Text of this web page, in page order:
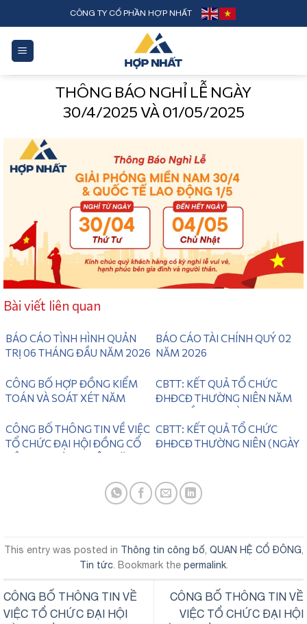
to
content
CÔNG TY CỔ PHẦN HỢP NHẤT
THÔNG BÁO NGHỈ LỄ NGÀY
30/4/2025 VÀ 01/05/2025
Bài viết liên quan
BÁO CÁO TÌNH HÌNH QUẢN
TRỊ 06 THÁNG ĐẦU NĂM 2026
BÁO CÁO TÀI CHÍNH QUÝ 02
NĂM 2026
CÔNG BỐ HỢP ĐỒNG KIỂM
TOÁN VÀ SOÁT XÉT NĂM
CBTT: KẾT QUẢ TỔ CHỨC
ĐHĐCĐ THƯỜNG NIÊN NĂM
28/06/2026)
CÔNG BỐ THÔNG TIN VỀ VIỆC
TỔ CHỨC ĐẠI HỘI ĐỒNG CỔ
CBTT: KẾT QUẢ TỔ CHỨC
ĐHĐCĐ THƯỜNG NIÊN (NGÀY
This entry was posted in Thông tin công bố, QUAN HỆ CỔ ĐÔNG,
Tin tức. Bookmark the permalink.
CÔNG BỐ THÔNG TIN VỀ
VIỆC TỔ CHỨC ĐẠI HỘI
CÔNG BỐ THÔNG TIN VỀ
VIỆC TỔ CHỨC ĐẠI HỘI